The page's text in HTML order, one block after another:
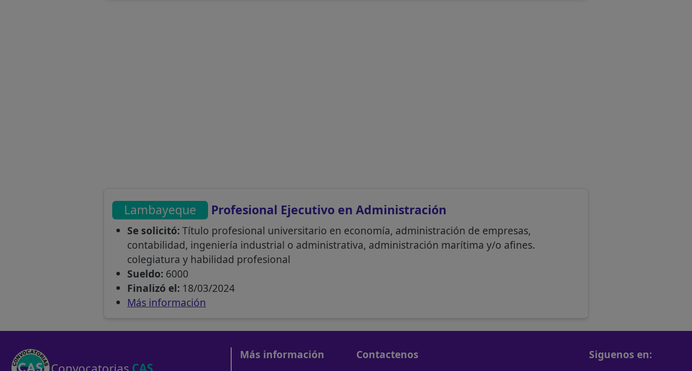
Lambayeque Profesional Ejecutivo en Administración
Se solicitó:Título profesional universitario en economía, administración de empresas,
contabilidad, ingeniería industrial o administrativa, administración marítima y/o afines.
colegiatura y habilidad profesional
Sueldo:6000
Finalizó el:18/03/2024
Más información
Más información Contactenos Siguenos en: